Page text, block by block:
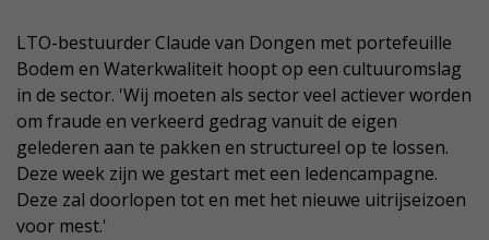
LTO-bestuurder Claude van Dongen met portefeuille
Bodem en Waterkwaliteit hoopt op een cultuuromslag
in de sector. 'Wij moeten als sector veel actiever worden
om fraude en verkeerd gedrag vanuit de eigen
gelederen aan te pakken en structureel op te lossen.
Deze week zijn we gestart met een ledencampagne.
Deze zal doorlopen tot en met het nieuwe uitrijseizoen
voor mest.'